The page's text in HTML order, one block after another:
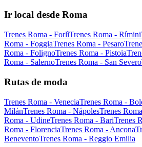
Ir local desde Roma
Trenes Roma - ForlìTrenes Roma - Rímini
Roma - FoggiaTrenes Roma - Pesaro
Roma - FolignoTrenes Roma - Pistoia
Roma - SalernoTrenes Roma - San Severo
Rutas de moda
Trenes Roma - VeneciaTrenes Roma -
MilánTrenes Roma - NápolesTrenes
Roma - UdineTrenes Roma - BariTrenes
Roma - FlorenciaTrenes Roma - Ancona
BeneventoTrenes Roma - Reggio Emilia